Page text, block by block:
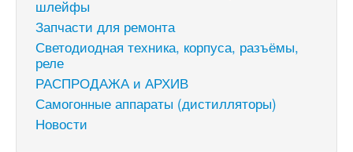
шлейфы
Запчасти для ремонта
Светодиодная техника, корпуса, разъёмы,
реле
РАСПРОДАЖА и АРХИВ
Самогонные аппараты (дистилляторы)
Новости